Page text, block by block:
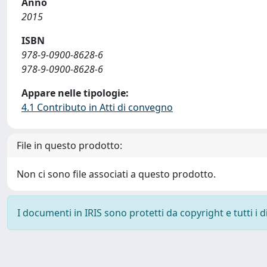
2015
ISBN
978-9-0900-8628-6
978-9-0900-8628-6
Appare nelle tipologie:
4.1 Contributo in Atti di convegno
File in questo prodotto:
Non ci sono file associati a questo prodotto.
I documenti in IRIS sono protetti da copyright e tutti i